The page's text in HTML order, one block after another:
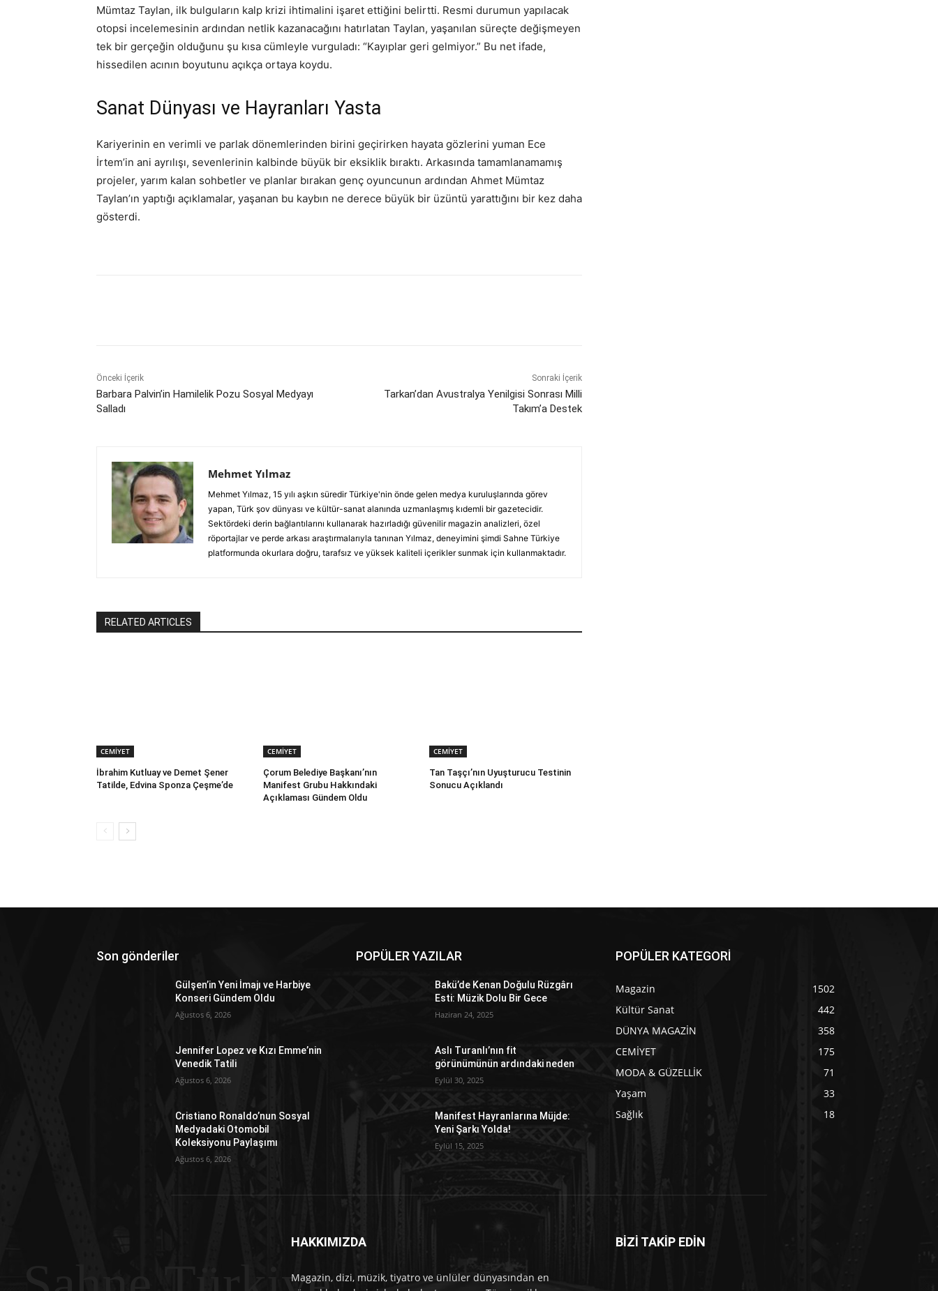
Mümtaz Taylan, ilk bulguların kalp krizi ihtimalini işaret ettiğini belirtti. Resmi durumun yapılacak
otopsi incelemesinin ardından netlik kazanacağını hatırlatan Taylan, yaşanılan süreçte değişmeyen
tek bir gerçeğin olduğunu şu kısa cümleyle vurguladı: “Kayıplar geri gelmiyor.” Bu net ifade,
hissedilen acının boyutunu açıkça ortaya koydu.
Sanat Dünyası ve Hayranları Yasta
Kariyerinin en verimli ve parlak dönemlerinden birini geçirirken hayata gözlerini yuman Ece
İrtem’in ani ayrılışı, sevenlerinin kalbinde büyük bir eksiklik bıraktı. Arkasında tamamlanamamış
projeler, yarım kalan sohbetler ve planlar bırakan genç oyuncunun ardından Ahmet Mümtaz
Taylan’ın yaptığı açıklamalar, yaşanan bu kaybın ne derece büyük bir üzüntü yarattığını bir kez daha
gösterdi.
Önceki İçerik
Barbara Palvin’in Hamilelik Pozu Sosyal Medyayı
Salladı
Sonraki İçerik
Tarkan’dan Avustralya Yenilgisi Sonrası Milli
Takım’a Destek
Mehmet Yılmaz
Mehmet Yılmaz, 15 yılı aşkın süredir Türkiye'nin önde gelen medya kuruluşlarında görev
yapan, Türk şov dünyası ve kültür-sanat alanında uzmanlaşmış kıdemli bir gazetecidir.
Sektördeki derin bağlantılarını kullanarak hazırladığı güvenilir magazin analizleri, özel
röportajlar ve perde arkası araştırmalarıyla tanınan Yılmaz, deneyimini şimdi Sahne Türkiye
platformunda okurlara doğru, tarafsız ve yüksek kaliteli içerikler sunmak için kullanmaktadır.
RELATED ARTICLES
CEMİYET
İbrahim Kutluay ve Demet Şener
Tatilde, Edvina Sponza Çeşme’de
CEMİYET
Çorum Belediye Başkanı’nın
Manifest Grubu Hakkındaki
Açıklaması Gündem Oldu
CEMİYET
Tan Taşçı’nın Uyuşturucu Testinin
Sonucu Açıklandı
Son gönderiler
Gülşen’in Yeni İmajı ve Harbiye
Konseri Gündem Oldu
Ağustos 6, 2026
Jennifer Lopez ve Kızı Emme’nin
Venedik Tatili
Ağustos 6, 2026
Cristiano Ronaldo’nun Sosyal
Medyadaki Otomobil
Koleksiyonu Paylaşımı
Ağustos 6, 2026
POPÜLER YAZILAR
Bakü’de Kenan Doğulu Rüzgârı
Esti: Müzik Dolu Bir Gece
Haziran 24, 2025
Aslı Turanlı’nın fit
görünümünün ardındaki neden
Eylül 30, 2025
Manifest Hayranlarına Müjde:
Yeni Şarkı Yolda!
Eylül 15, 2025
POPÜLER KATEGORİ
Magazin
1502
Kültür Sanat
442
DÜNYA MAGAZİN
358
CEMİYET
175
MODA & GÜZELLİK
71
Yaşam
33
Sağlık
18
HAKKIMIZDA
Magazin, dizi, müzik, tiyatro ve ünlüler dünyasından en
BİZİ TAKİP EDİN